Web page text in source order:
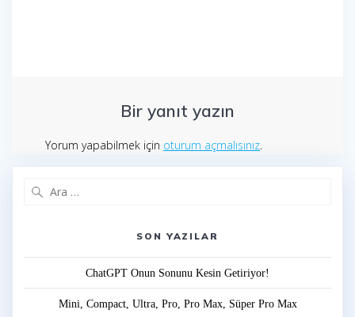
Bir yanıt yazın
Yorum yapabilmek için oturum açmalısınız.
SON YAZILAR
ChatGPT Onun Sonunu Kesin Getiriyor!
Mini, Compact, Ultra, Pro, Pro Max, Süper Pro Max